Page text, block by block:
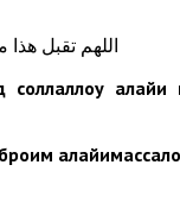
اللهم تقبل